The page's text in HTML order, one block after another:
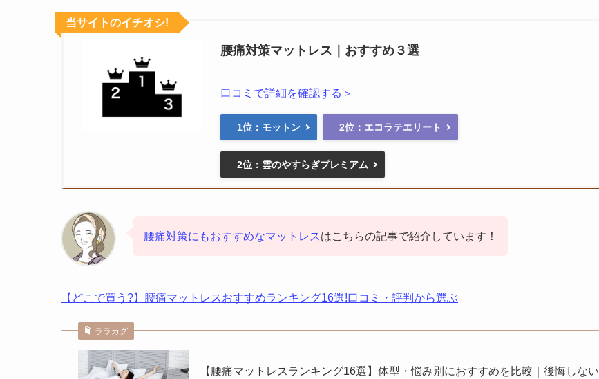
腰痛対策マットレス｜おすすめ３選
口コミで詳細を確認する＞
1位：モットン 2位：エコラテエリート
2位：雲のやすらぎプレミアム
当サイトのイチオシ!
腰痛対策にもおすすめなマットレスはこちらの記事で紹介しています！
【どこで買う?】腰痛マットレスおすすめランキング16選!口コミ・評判から選ぶ
ララカグ
【腰痛マットレスランキング16選】体型・悩み別におすすめを比較｜後悔しない